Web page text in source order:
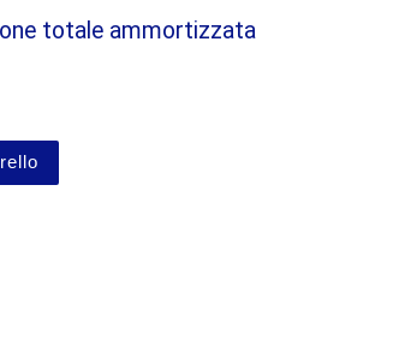
totale ammortizzata